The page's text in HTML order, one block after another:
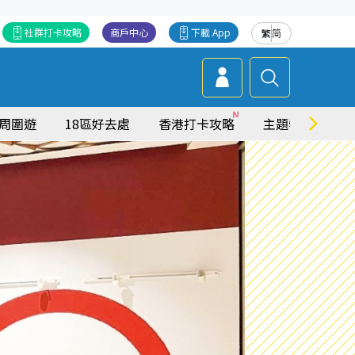
繁简
下載 App
商戶中心
社群打卡攻略
圍遊 18區好去處 香港打卡攻略 主題特集